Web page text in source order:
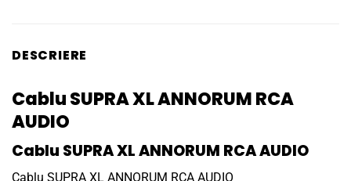
DESCRIERE
Cablu SUPRA XL ANNORUM RCA
AUDIO
Cablu SUPRA XL ANNORUM RCA AUDIO
Cablu SUPRA XL ANNORUM RCA AUDIO